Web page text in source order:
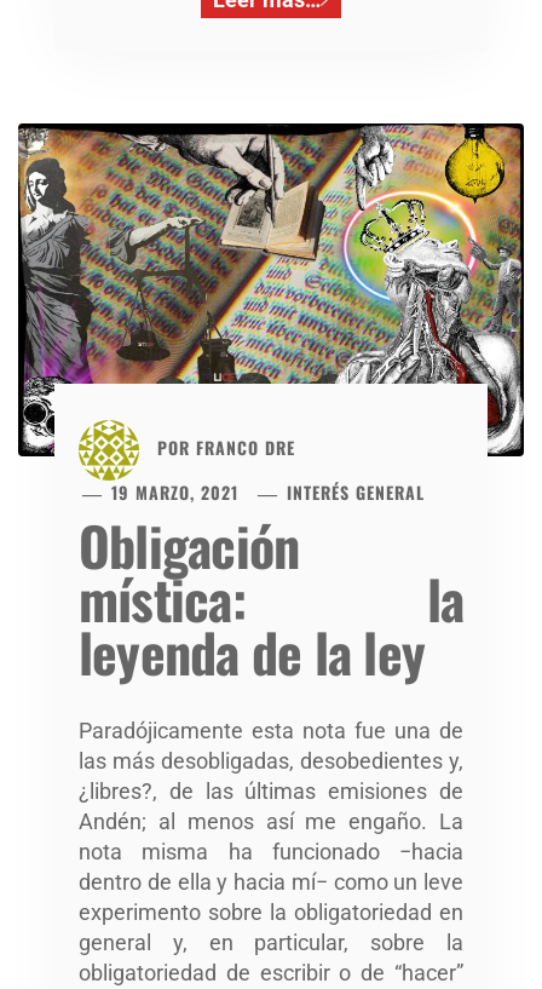
POR FRANCO DRE
19 MARZO, 2021
INTERÉS GENERAL
Obligación
mística: la
leyenda de la ley
Paradójicamente esta nota fue una de
las más desobligadas, desobedientes y,
¿libres?, de las últimas emisiones de
Andén; al menos así me engaño. La
nota misma ha funcionado −hacia
dentro de ella y hacia mí− como un leve
experimento sobre la obligatoriedad en
general y, en particular, sobre la
obligatoriedad de escribir o de “hacer”